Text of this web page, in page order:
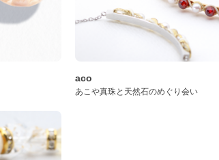
aco
あこや真珠と天然石のめぐり会い